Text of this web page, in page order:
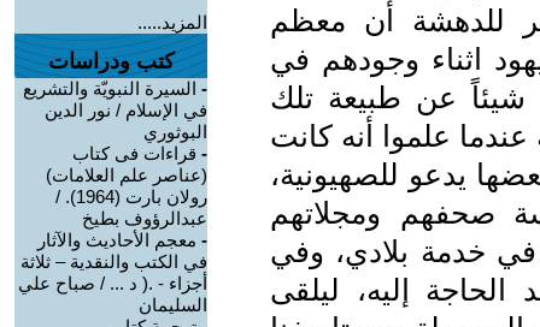
للدهشة أن معظم
اثناء وجودهم في
لا يعلمون شيئاً عن طبيعة تلك
علموا أنه كانت
يدعو للصهيونية،
صحفهم ومجلاتهم
خدمة بلادي، وفي
الحاجة إليه، ليلقى
المزيد.....
كتب ودراسات
- السيرة النبويّة والتشريع
في الإسلام / نور الدين
البوثوري
- قراءات فى كتاب
(عناصر علم العلامات)
رولان بارت (1964). /
عبدالرؤوف بطيخ
- معجم الأحاديث والآثار
في الكتب والنقدية – ثلاثة
أجزاء - .( د ... / صباح علي
السليمان